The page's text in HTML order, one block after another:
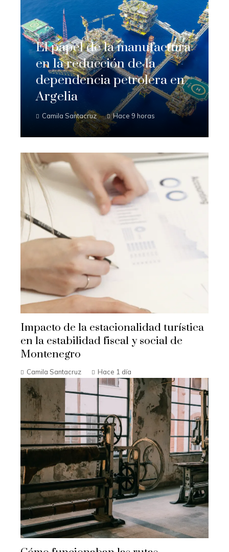
El papel de la manufactura
en la reducción de la
dependencia petrolera en
Argelia
Camila Santacruz Hace 9 horas
Impacto de la estacionalidad turística
en la estabilidad fiscal y social de
Montenegro
Camila Santacruz Hace 1 día